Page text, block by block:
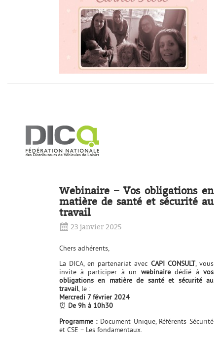
Webinaire – Vos obligations en
matière de santé et sécurité au
travail
23 janvier 2025
Chers adhérents,
La DICA, en partenariat avec CAPI CONSULT, vous
invite à participer à un webinairedédié à vos
obligations en matière de santé et sécurité au
travail, le :
Mercredi 7 février 2024
⏰ De 9h à 10h30
Programme :Document Unique, Référents Sécurité
et CSE – Les fondamentaux.